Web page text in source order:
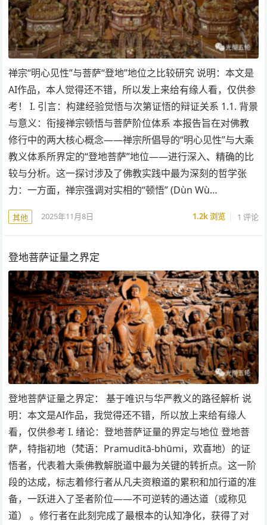
禅宗“明心见性”与菩萨“登地”地位之比较研究 说明：本文是
AI作品，本人觉得还不错，所以发上来给有缘人看，仅供参
考！ I. 引言：构建经验觉悟与次第证悟的辩证关系 1.1. 背景
与意义：衔接禅宗顿悟与菩萨阶位体系 本报告旨在对佛教
修行中的两大核心概念——禅宗所倡导的“明心见性”与大乘
教义体系所界定的“登地菩萨”地位——进行深入、精确的比
较与分析。这一探讨涉及了佛教实践中最为深刻的哲学张
力：一方面，禅宗强调对实相的“顿悟” (Dùn Wù…
其他 2025年11月8日 1.2k浏览 1 评论
登地菩萨证量之界定
登地菩萨证量之界定： 基于唯识与华严教义的路径解析 说
明：本文是AI作品，我觉得还不错，所以放上来给有缘人
看，仅供参考 I. 绪论：登地菩萨证量的界定与地位 登地菩
萨，特指初地（梵语：Pramuditā-bhūmi，欢喜地）的证
悟者，代表着大乘佛教解脱道中最为关键的转折点。这一阶
段的达成，标志着修行者从凡夫资粮道的累积和加行道的准
备，一跃进入了圣者阶位——不可逆转的通达道（或称见
道） 。修行者在此刻完成了最根本的认知净化，获得了对